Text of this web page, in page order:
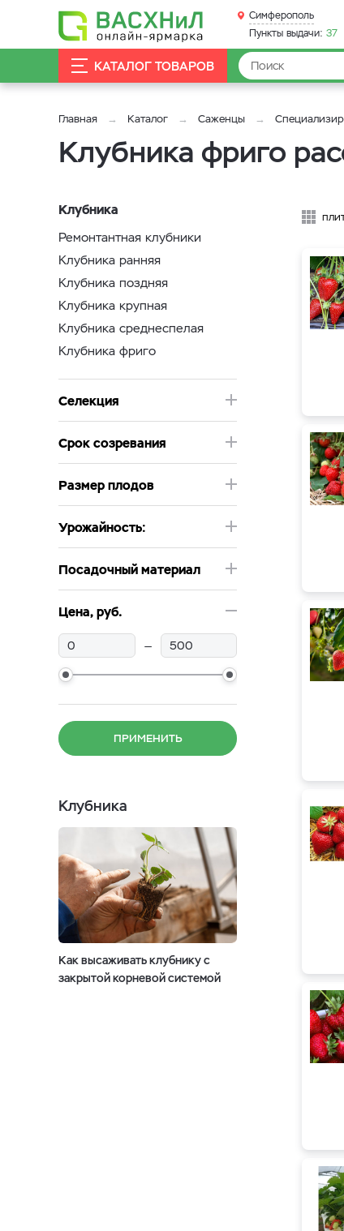
Симферополь
Пункты выдачи: 37
КАТАЛОГ ТОВАРОВ
Главная Каталог Саженцы
Клубника фриго
Клубника
Ремонтантная клубники
Клубника ранняя
Клубника поздняя
Клубника крупная
Клубника среднеспелая
Клубника фриго
Селекция
Срок созревания
Размер плодов
Урожайность:
Посадочный материал
Цена, руб.
—
ПРИМЕНИТЬ
Клубника
Как высаживать клубнику c
закрытой корневой системой